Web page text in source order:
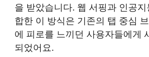
을 받았습니다. 웹 서핑과 인공지
합한 이 방식은 기존의 탭 중심
에 피로를 느끼던 사용자들에게
되었어요.